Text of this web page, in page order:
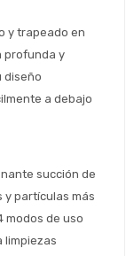
y trapeado en
profunda y
diseño
a debajo
succión de
y partículas más
modos de uso
limpiezas